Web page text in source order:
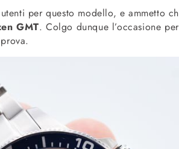
per questo modello, e ammetto
GMT. Colgo dunque l’occasione